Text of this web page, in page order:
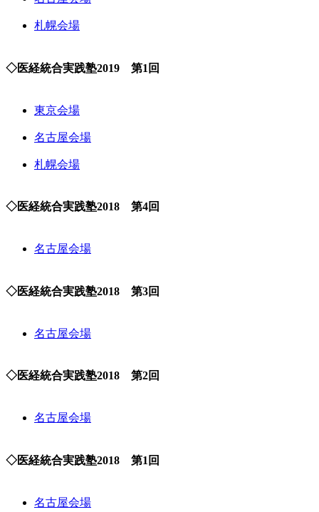
札幌会場
◇医経統合実践塾2019 第1回
東京会場
名古屋会場
札幌会場
◇医経統合実践塾2018 第4回
名古屋会場
◇医経統合実践塾2018 第3回
名古屋会場
◇医経統合実践塾2018 第2回
名古屋会場
◇医経統合実践塾2018 第1回
名古屋会場